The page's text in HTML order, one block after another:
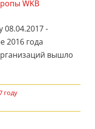
WKB
08.04.2017 -
2016 года
вышло
году